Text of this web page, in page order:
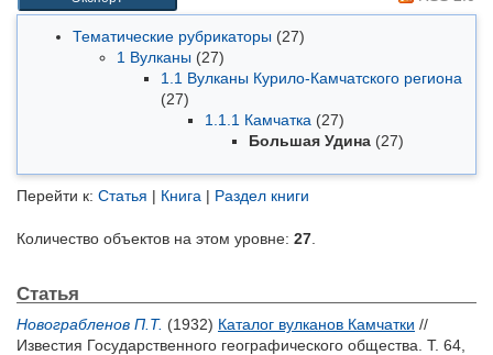
Тематические рубрикаторы (27)
1 Вулканы (27)
1.1 Вулканы Курило-Камчатского региона
(27)
1.1.1 Камчатка (27)
Большая Удина (27)
Перейти к: Статья | Книга | Раздел книги
Количество объектов на этом уровне: 27
Статья
Новограбленов П.Т. (1932) Каталог вулканов Камчатки //
Известия Государственного географического общества. Т. 64,